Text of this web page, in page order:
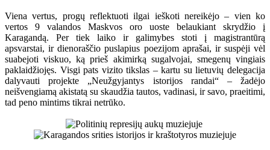
Viena vertus, progų reflektuoti ilgai ieškoti nereikėjo – vien ko
vertos 9 valandos Maskvos oro uoste belaukiant skrydžio į
Karagandą. Per tiek laiko ir galimybes stoti į magistrantūrą
apsvarstai, ir dienoraščio puslapius poezijom aprašai, ir suspėji vėl
suabejoti viskuo, ką prieš akimirką sugalvojai, smegenų vingiais
paklaidžiojęs. Visgi pats vizito tikslas – kartu su lietuvių delegacija
dalyvauti projekte „Neužgyjantys istorijos randai“ – žadėjo
neišvengiamą akistatą su skaudžia tautos, vadinasi, ir savo, praeitimi,
tad peno mintims tikrai netrūko.